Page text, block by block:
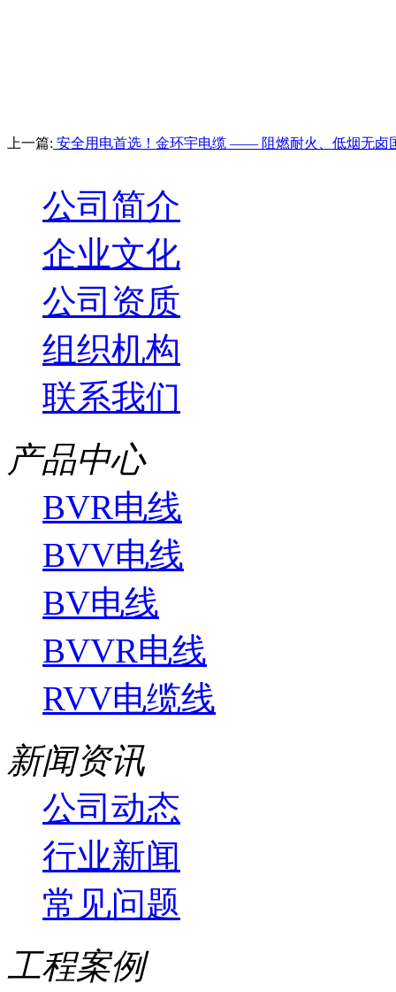
上一篇: 安全用电首选！金环宇电缆 —— 阻燃耐火、低烟无卤
公司简介
企业文化
公司资质
组织机构
联系我们
产品中心
BVR电线
BVV电线
BV电线
BVVR电线
RVV电缆线
新闻资讯
公司动态
行业新闻
常见问题
工程案例